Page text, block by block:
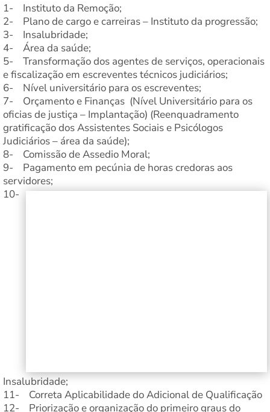
1- Instituto da Remoção;
2- Plano de cargo e carreiras – Instituto da progressão;
3- Insalubridade;
4- Área da saúde;
5- Transformação dos agentes de serviços, operacionais
e fiscalização em escreventes técnicos judiciários;
6- Nível universitário para os escreventes;
7- Orçamento e Finanças (Nível Universitário para os
oficias de justiça – Implantação) (Reenquadramento
gratificação dos Assistentes Sociais e Psicólogos
Judiciários – área da saúde);
8- Comissão de Assedio Moral;
9- Pagamento em pecúnia de horas credoras aos
servidores;
10-
Insalubridade;
11- Correta Aplicabilidade do Adicional de Qualificação
12- Priorização e organização do primeiro graus do